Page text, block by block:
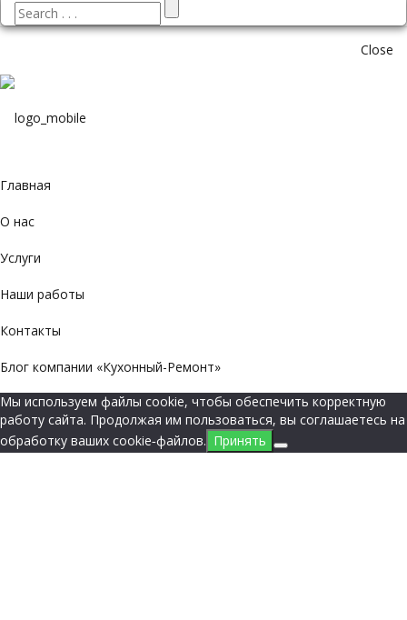
Close
Главная
О нас
Услуги
Наши работы
Контакты
Блог компании «Кухонный-Ремонт»
Мы используем файлы cookie, чтобы обеспечить корректную
работу сайта. Продолжая им пользоваться, вы соглашаетесь на
обработку ваших cookie‑файлов. Принять